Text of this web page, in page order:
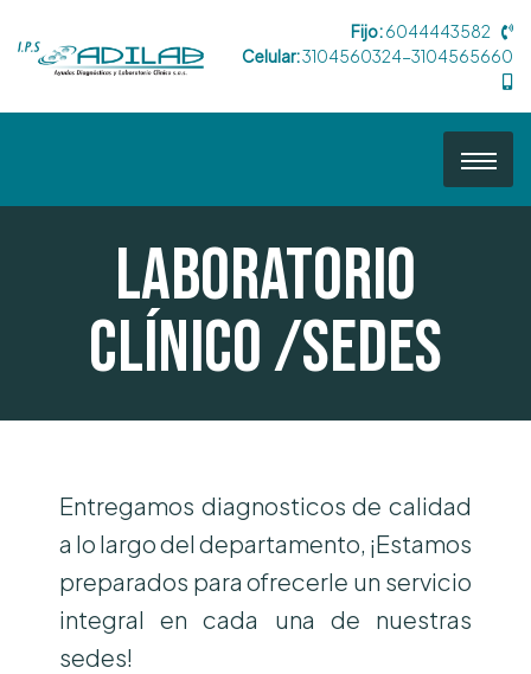
Fijo:6044443582
Celular:3104560324-3104565660
Laboratorio
Clínico /Sedes
Entregamos diagnosticos de calidad
a lo largo del departamento, ¡Estamos
preparados para ofrecerle un servicio
integral en cada una de nuestras
sedes!